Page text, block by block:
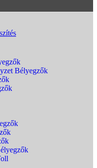
Bélyegzők